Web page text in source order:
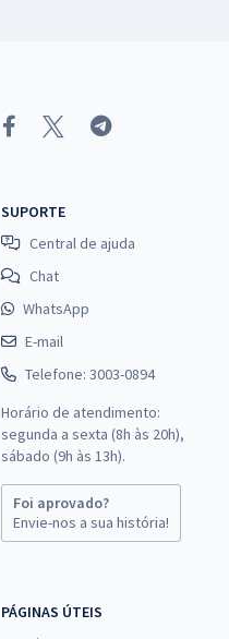
SUPORTE
Central de ajuda
Chat
WhatsApp
E-mail
Telefone: 3003-0894
Horário de atendimento:
segunda a sexta (8h às 20h),
sábado (9h às 13h).
Foi aprovado?
Envie-nos a sua história!
PÁGINAS ÚTEIS